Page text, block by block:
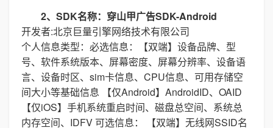
2、SDK名称：穿山甲广告SDK-Android
开发者:北京巨量引擎网络技术有限公司
个人信息类型：必选信息：【双端】设备品牌、型
号、软件系统版本、屏幕密度、屏幕分辨率、设备语
言、设备时区、sim卡信息、CPU信息、可用存储空
间大小等基础信息 【仅Android】AndroidID、OAID
【仅iOS】手机系统重启时间、磁盘总空间、系统总
内存空间、IDFV 可选信息： 【双端】无线网SSID名